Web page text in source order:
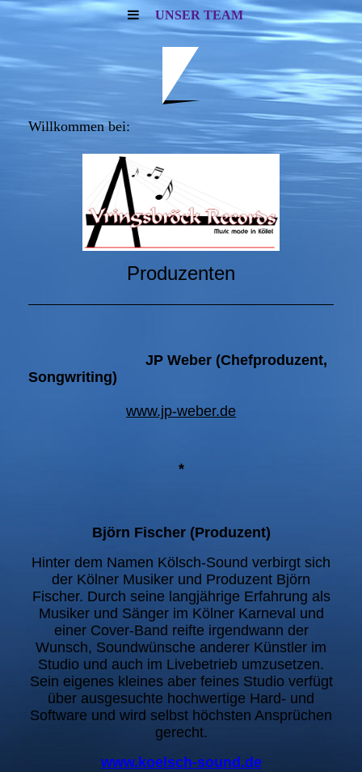
UNSER TEAM
Willkommen bei:
Produzenten
JP Weber (Chefproduzent,
Songwriting)
www.jp-weber.de
*
Björn Fischer (Produzent)
Hinter dem Namen Kölsch-Sound verbirgt sich
der Kölner Musiker und Produzent Björn
Fischer. Durch seine langjährige Erfahrung als
Musiker und Sänger im Kölner Karneval und
einer Cover-Band reifte irgendwann der
Wunsch, Soundwünsche anderer Künstler im
Studio und auch im Livebetrieb umzusetzen.
Sein eigenes kleines aber feines Studio verfügt
über ausgesuchte hochwertige Hard- und
Software und wird selbst höchsten Ansprüchen
gerecht.
www.koelsch-sound.de